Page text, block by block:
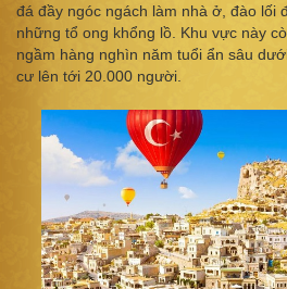
đá đầy ngóc ngách làm nhà ở, đào lối
những tổ ong khổng lồ. Khu vực này
ngầm hàng nghìn năm tuổi ẩn sâu
cư lên tới 20.000 người.